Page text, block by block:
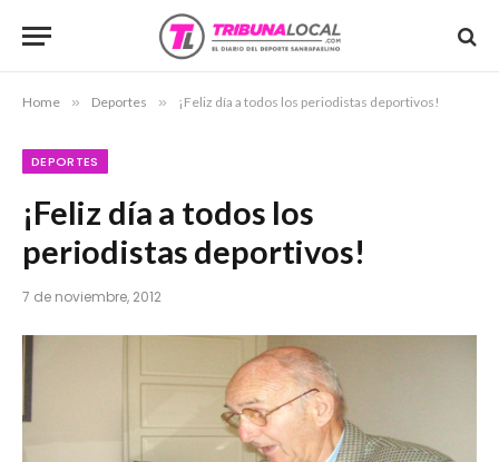
Home » Deportes » ¡Feliz día a todos los periodistas deportivos!
DEPORTES
¡Feliz día a todos los
periodistas deportivos!
7 de noviembre, 2012